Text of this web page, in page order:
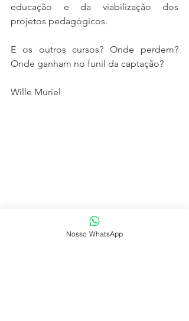
educação e da viabilização dos
projetos pedagógicos.
E os outros cursos? Onde perdem?
Onde ganham no funil da captação?
Wille Muriel
Nosso WhatsApp